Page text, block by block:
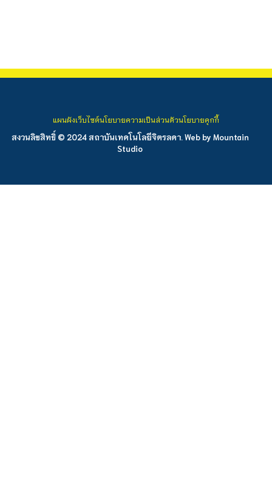
สงวนลิขสิทธิ์ © 2024 สถาบันเทคโนโลยีจิตรลดา. Web by Mountain
Studio
แผนผังเว็บไซต์นโยบายความเป็นส่วนตัวนโยบายคุกกี้